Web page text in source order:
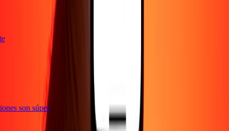
son súper